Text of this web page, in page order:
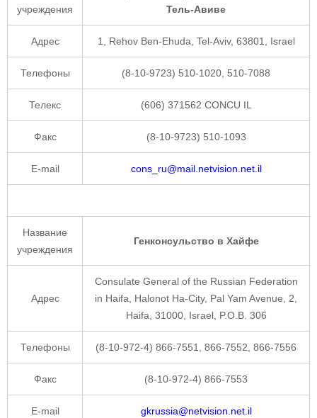
учреждения
Тель-Авиве
Адрес 1, Rehov Ben-Ehuda, Tel-Aviv, 63801, Israel
Телефоны (8-10-9723) 510-1020, 510-7088
Телекс (606) 371562 CONCU IL
Факс (8-10-9723) 510-1093
E-mail cons_ru@mail.netvision.net.il
Название
учреждения
Генконсульство в Хайфе
Адрес
Consulate General of the Russian Federation
in Haifa, Halonot Ha-City, Pal Yam Avenue, 2,
Haifa, 31000, Israel, P.O.B. 306
Телефоны (8-10-972-4) 866-7551, 866-7552, 866-7556
Факс (8-10-972-4) 866-7553
E-mail gkrussia@netvision.net.il